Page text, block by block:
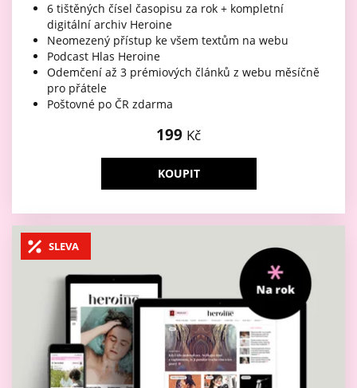
6 tištěných čísel časopisu za rok + kompletní
digitální archiv Heroine
Neomezený přístup ke všem textům na webu
Podcast Hlas Heroine
Odemčení až 3 prémiových článků z webu měsíčně
pro přátele
Poštovné po ČR zdarma
199 Kč
KOUPIT
SLEVA